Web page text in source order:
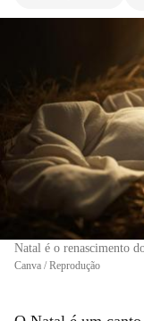
Natal é o renascimento
Canva / Reprodução